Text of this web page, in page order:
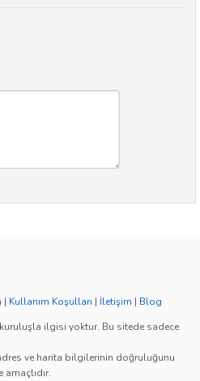
| Kullanım Koşulları | İletişim | Blog
ilgisi yoktur. Bu sitede sadece
ve harita bilgilerinin doğruluğunu